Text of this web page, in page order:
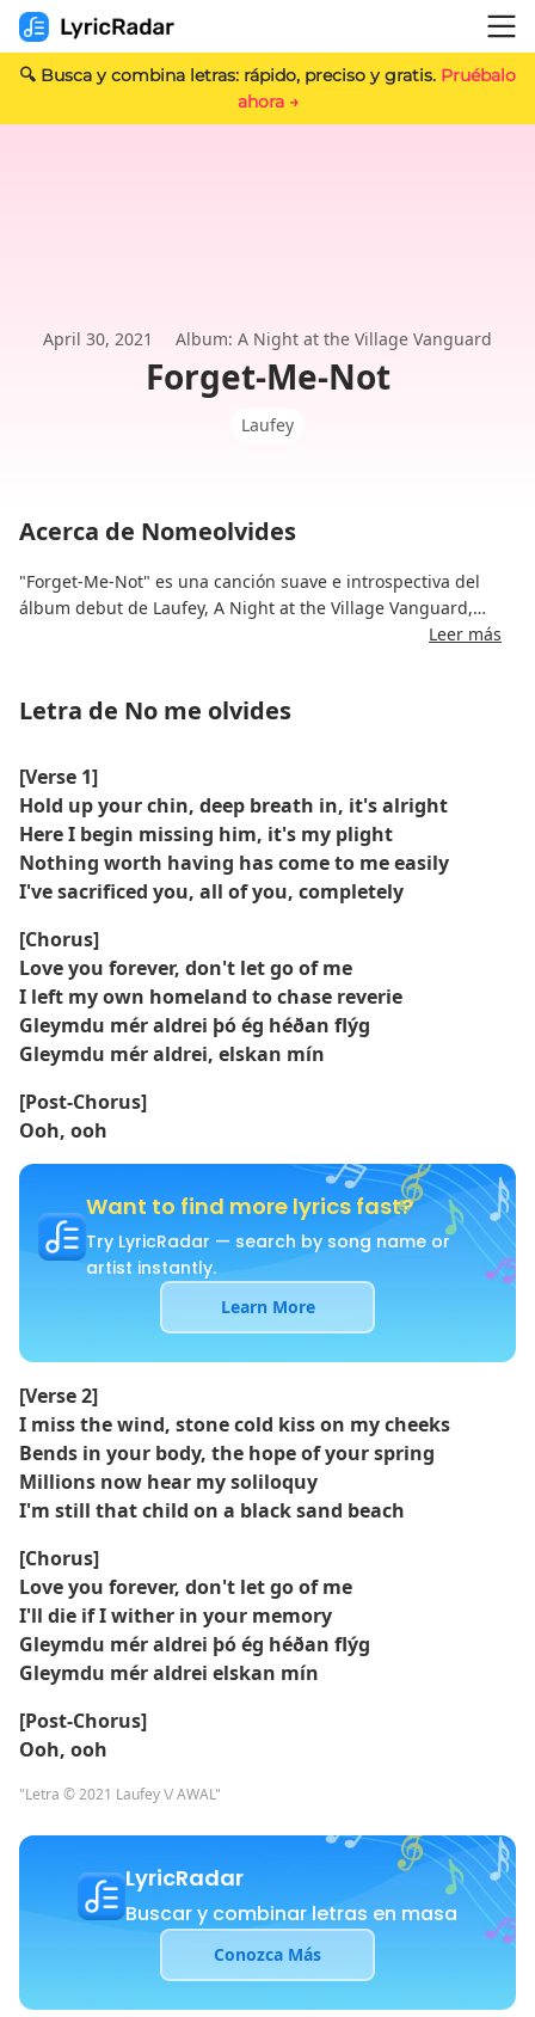
🔍 Busca y combina letras: rápido, preciso y gratis. Pruébalo
ahora →
April 30, 2021 Album: A Night at the Village Vanguard
Forget-Me-Not
Laufey
Acerca de Nomeolvides
"Forget-Me-Not" es una canción suave e introspectiva del
álbum debut de Laufey, A Night at the Village Vanguard,
lanzado el 30 de abril de 2021. Compuesta e interpretada por
recuerdos y anhelo. La producción minimalista, con piano
delicada voz transmita profundos matices emocionales.
La canción ha sido aclamada por su profundidad lírica, su
melodía cautivadora y la capacidad de Laufey para evocar
nostalgia. Está disponible en streaming en varias
plataformas, como Spotify, Apple Music y YouTube.
Leer más
Letra de No me olvides
[Verse 1]
Hold up your chin, deep breath in, it's alright
Here I begin missing him, it's my plight
Nothing worth having has come to me easily
I've sacrificed you, all of you, completely
[Chorus]
Love you forever, don't let go of me
I left my own homeland to chase reverie
Gleymdu mér aldrei þó ég héðan flýg
Gleymdu mér aldrei, elskan mín
[Post-Chorus]
Ooh, ooh
Want to find more lyrics fast?
Try LyricRadar — search by song name or
artist instantly.
Learn More
[Verse 2]
I miss the wind, stone cold kiss on my cheeks
Bends in your body, the hope of your spring
Millions now hear my soliloquy
I'm still that child on a black sand beach
[Chorus]
Love you forever, don't let go of me
I'll die if I wither in your memory
Gleymdu mér aldrei þó ég héðan flýg
Gleymdu mér aldrei elskan mín
[Post-Chorus]
Ooh, ooh
"Letra © 2021 Laufey \/ AWAL"
LyricRadar
Buscar y combinar letras en masa
Conozca Más